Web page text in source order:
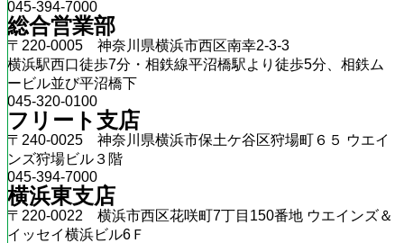
045-394-7000
総合営業部
〒220-0005 神奈川県横浜市西区南幸2-3-3
横浜駅西口徒歩7分・相鉄線平沼橋駅より徒歩5分、相鉄ム
ービル並び平沼橋下
045-320-0100
フリート支店
〒240-0025 神奈川県横浜市保土ケ谷区狩場町６５ ウエイ
ンズ狩場ビル３階
045-394-7000
横浜東支店
〒220-0022 横浜市西区花咲町7丁目150番地 ウエインズ＆
イッセイ横浜ビル6Ｆ